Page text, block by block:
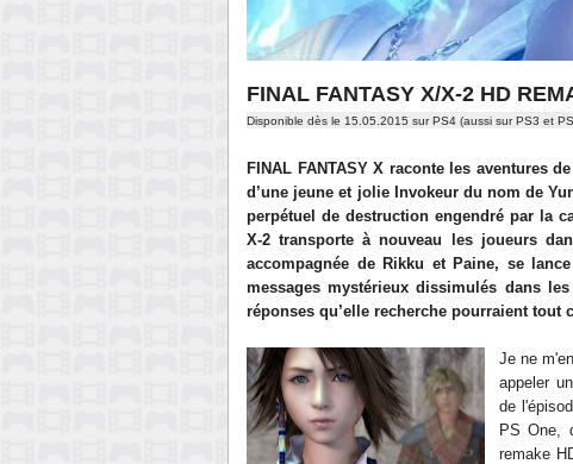
FINAL FANTASY X/X-2 HD
Disponible dès le 15.05.2015 sur PS4 (aussi sur PS3 et
FINAL FANTASY X raconte les aventures
d’une jeune et jolie Invokeur du nom de
perpétuel de destruction engendré par la
X-2 transporte à nouveau les joueurs
accompagnée de Rikku et Paine, se
messages mystérieux dissimulés dans
réponses qu’elle recherche pourraient tout
Je ne
appeler
de
PS One,
remake